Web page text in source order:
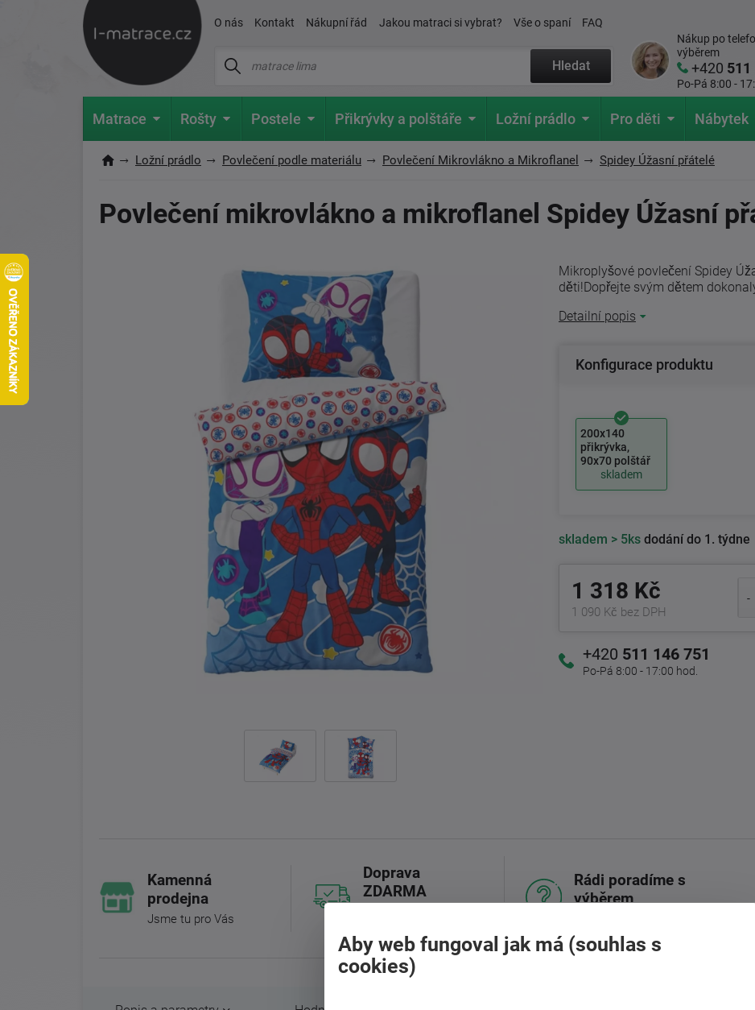
O nás Kontakt Nákupní řád Jakou matraci si vybrat? Vše o spaní FAQ
Hledat
Nákup po
výběrem
+420 511
Po-Pá 8:00 -
Matrace Rošty Postele Přikrývky a polštáře Ložní prádlo Pro děti Nábytek
Ložní prádlo Povlečení podle materiálu Povlečení Mikrovlákno a Mikroflanel Spidey Úžasní přátelé
Povlečení mikrovlákno a mikroflanel Spidey Úžasní
Mikroplyšové povlečení Spidey
děti!Dopřejte svým dětem
Detailní popis
Konfigurace produktu
200x140
přikrývka,
90x70 polštář
skladem
skladem > 5ksdodání do 1. týdne
1 318 Kč
1 090 Kč bez DPH
+420 511 146 751
Po-Pá 8:00 - 17:00 hod.
Kamenná
prodejna
Jsme tu pro Vás
Doprava
ZDARMA
Rádi poradíme s
výběrem
Aby web fungoval jak má (souhlas s
cookies)